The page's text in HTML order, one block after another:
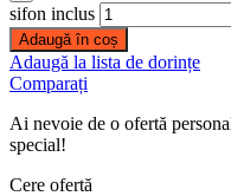
sifon inclus
Adaugă în coș
Adaugă la lista de dorințe
Comparați
Ai nevoie de o ofertă
special!
Cere ofertă